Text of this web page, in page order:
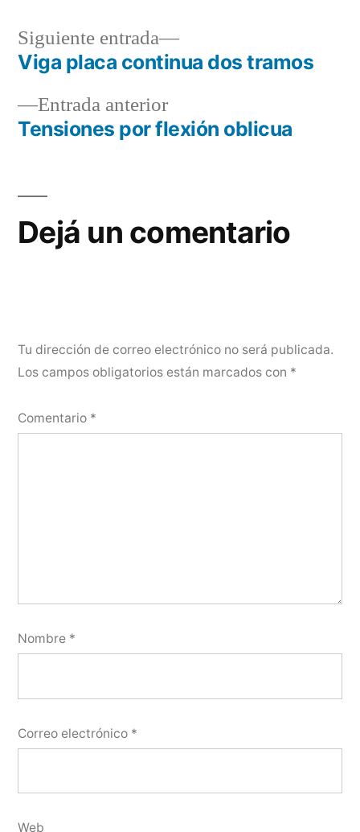
Navegación
de
entradas
Entrada anteriorEntrada
anterior:
Tensiones por flexión oblicua
Siguiente entrada
Siguiente
entrada:
Viga placa continua dos tramos
Dejá un comentario
Tu dirección de correo electrónico no será publicada.
Los campos obligatorios están marcados con *
Comentario *
Nombre *
Correo electrónico *
Web